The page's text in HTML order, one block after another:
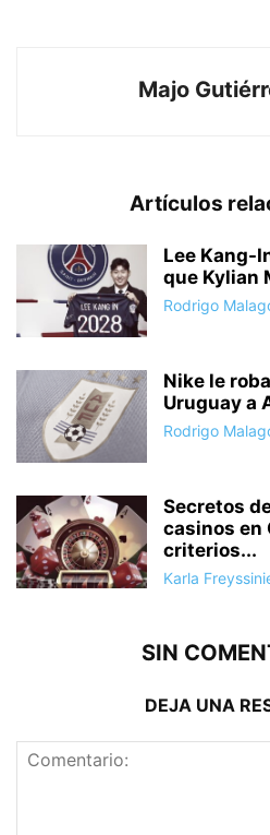
Majo
Artículos
Lee Kang-
que Kylian
Rodrigo
Nike le
Uruguay a
Rodrigo
Secretos
casinos en
сriterios...
Karla
SIN
DEJA UNA